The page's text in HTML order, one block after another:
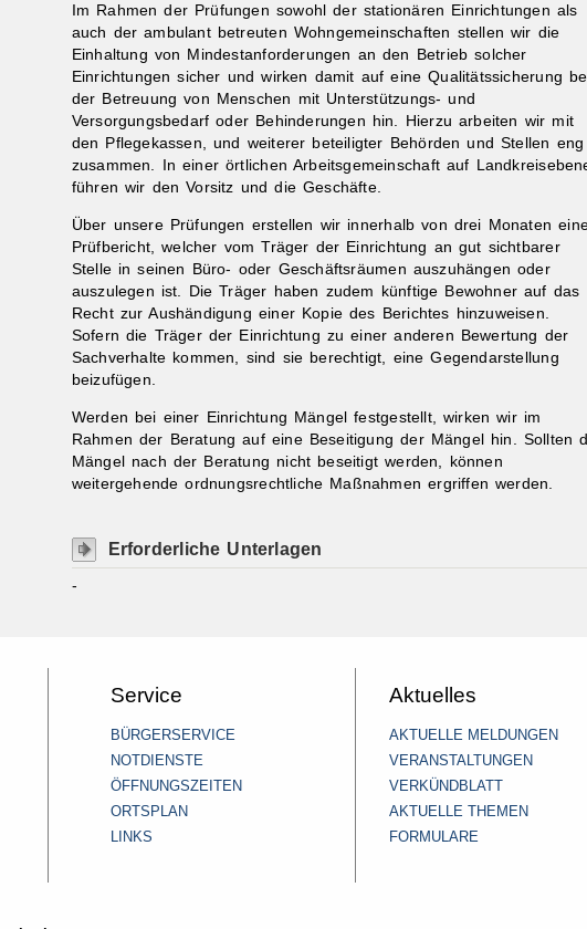
Im Rahmen der Prüfungen sowohl der stationären Einrichtungen als
auch der ambulant betreuten Wohngemeinschaften stellen wir die
Einhaltung von Mindestanforderungen an den Betrieb solcher
Einrichtungen sicher und wirken damit auf eine Qualitätssicherung
der Betreuung von Menschen mit Unterstützungs- und
Versorgungsbedarf oder Behinderungen hin. Hierzu arbeiten wir mit
den Pflegekassen, und weiterer beteiligter Behörden und Stellen eng
zusammen. In einer örtlichen Arbeitsgemeinschaft auf
führen wir den Vorsitz und die Geschäfte.
Über unsere Prüfungen erstellen wir innerhalb von drei Monaten
Prüfbericht, welcher vom Träger der Einrichtung an gut sichtbarer
Stelle in seinen Büro- oder Geschäftsräumen auszuhängen oder
auszulegen ist. Die Träger haben zudem künftige Bewohner auf das
Recht zur Aushändigung einer Kopie des Berichtes hinzuweisen.
Sofern die Träger der Einrichtung zu einer anderen Bewertung der
Sachverhalte kommen, sind sie berechtigt, eine Gegendarstellung
beizufügen.
Werden bei einer Einrichtung Mängel festgestellt, wirken wir im
Rahmen der Beratung auf eine Beseitigung der Mängel hin. Sollten
Mängel nach der Beratung nicht beseitigt werden, können
weitergehende ordnungsrechtliche Maßnahmen ergriffen werden.
Erforderliche Unterlagen
-
Service
BÜRGERSERVICE
NOTDIENSTE
ÖFFNUNGSZEITEN
ORTSPLAN
LINKS
Aktuelles
AKTUELLE MELDUNGEN
VERANSTALTUNGEN
VERKÜNDBLATT
AKTUELLE THEMEN
FORMULARE